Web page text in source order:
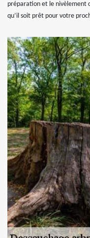
préparation et le nivèlement
qu’il soit prêt pour votre